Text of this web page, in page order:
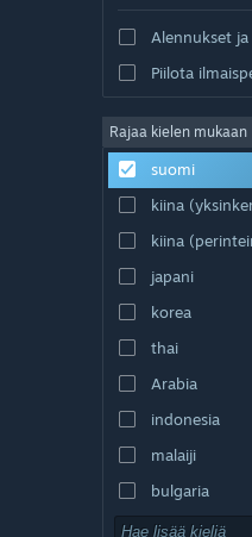
Alennukset
Piilota
Rajaa kielen mukaan
suomi
kiina
kiina
japani
korea
thai
Arabia
indonesia
malaiji
bulgaria
tšekki